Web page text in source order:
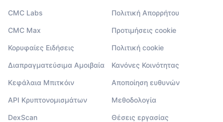
CMC Labs
CMC Max
Κορυφαίες Ειδήσεις
Διαπραγματεύσιμα Αμοιβαία
Κεφάλαια Μπιτκόιν
API Κρυπτονομισμάτων
DexScan
Πολιτική Απορρήτου
Προτιμήσεις cookie
Πολιτική cookie
Κανόνες Κοινότητας
Αποποίηση ευθυνών
Μεθοδολογία
Θέσεις εργασίας